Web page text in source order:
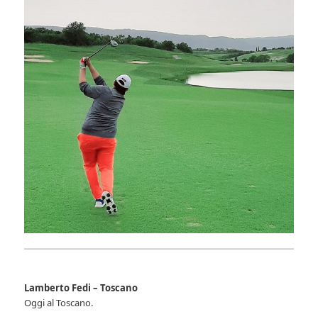
Lamberto Fedi – Toscano
Oggi al Toscano.